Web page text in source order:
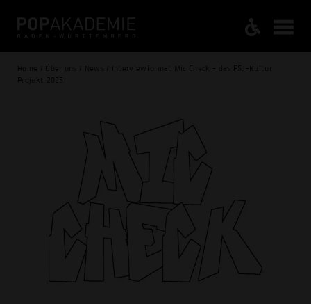
Home / Über uns / News / Interviewformat Mic Check - das FSJ-Kultur
Projekt 2025